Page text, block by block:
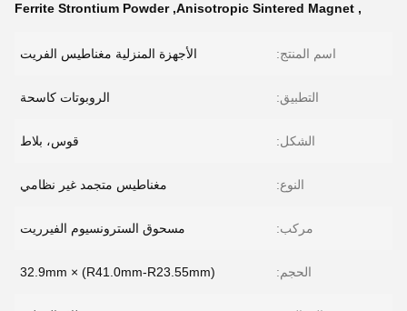
,
Anisotropic Sintered Magnet
,
Ferrite Strontium Powder
اسم المنتج: الأجهزة المنزلية مغناطيس الفريت
التطبيق: الروبوتات كاسحة
الشكل: قوس، بلاط
النوع: مغناطيس متجمد غير نظامي
مركب: مسحوق السترونسيوم الفيرريت
الحجم: (R41.0mm-R23.55mm) × 32.9mm